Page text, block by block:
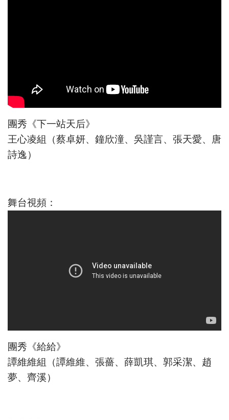
團秀《下一站天后》
王心凌組（蔡卓妍、鐘欣潼、吳謹言、張天愛、唐
詩逸）
舞台視頻：
團秀《給給》
譚維維組（譚維維、張薔、薛凱琪、郭采潔、趙
夢、齊溪）